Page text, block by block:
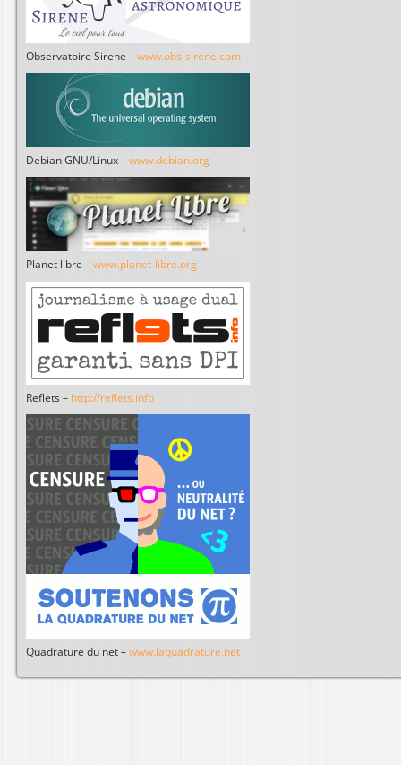
Observatoire Sirene – www.obs-sirene.com
Debian GNU/Linux – www.debian.org
Planet libre – www.planet-libre.org
Reflets – http://reflets.info
Quadrature du net – www.laquadrature.net